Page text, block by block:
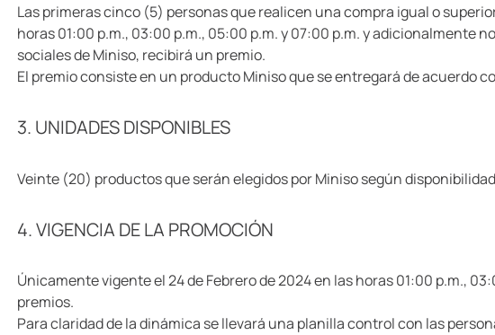
Las primeras cinco (5) personas que realicen una compra igual o
horas 01:00 p.m., 03:00 p.m., 05:00 p.m. y 07:00 p.m. y adicionalmente
sociales de Miniso, recibirá un premio.
El premio consiste en un producto Miniso que se entregará de acuerdo
3. UNIDADES DISPONIBLES
Veinte (20) productos que serán elegidos por Miniso según
4. VIGENCIA DE LA PROMOCIÓN
Únicamente vigente el 24 de Febrero de 2024 en las horas 01:00 p.m.,
premios.
Para claridad de la dinámica se llevará una planilla control con las